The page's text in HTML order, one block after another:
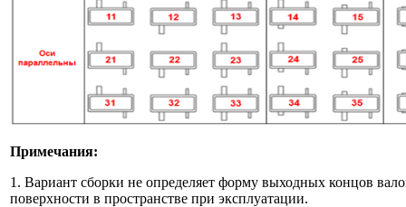
Примечания:
1. Вариант сборки не определяет форму выходных концов
поверхности в пространстве при эксплуатации.